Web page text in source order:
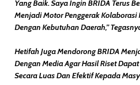
Yang Baik. Saya Ingin BRIDA Terus
Menjadi Motor Penggerak Kolaborasi
Dengan Kebutuhan Daerah,”
Hetifah Juga Mendorong BRIDA
Dengan Media Agar Hasil Riset
Secara Luas Dan Efektif Kepada